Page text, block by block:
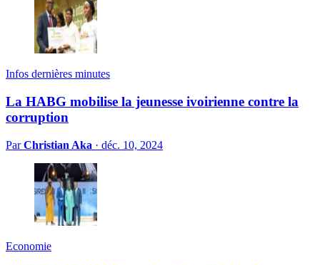
Infos dernières minutes
La HABG mobilise la jeunesse ivoirienne contre la
corruption
ParChristian Aka · déc. 10, 2024
Economie